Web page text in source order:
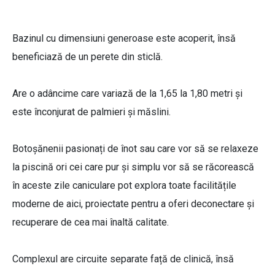
Bazinul cu dimensiuni generoase este acoperit, însă
beneficiază de un perete din sticlă.
Are o adâncime care variază de la 1,65 la 1,80 metri și
este înconjurat de palmieri și măslini.
Botoșănenii pasionați de înot sau care vor să se relaxeze
la piscină ori cei care pur și simplu vor să se răcorească
în aceste zile caniculare pot explora toate facilitățile
moderne de aici, proiectate pentru a oferi deconectare și
recuperare de cea mai înaltă calitate.
Complexul are circuite separate față de clinică, însă